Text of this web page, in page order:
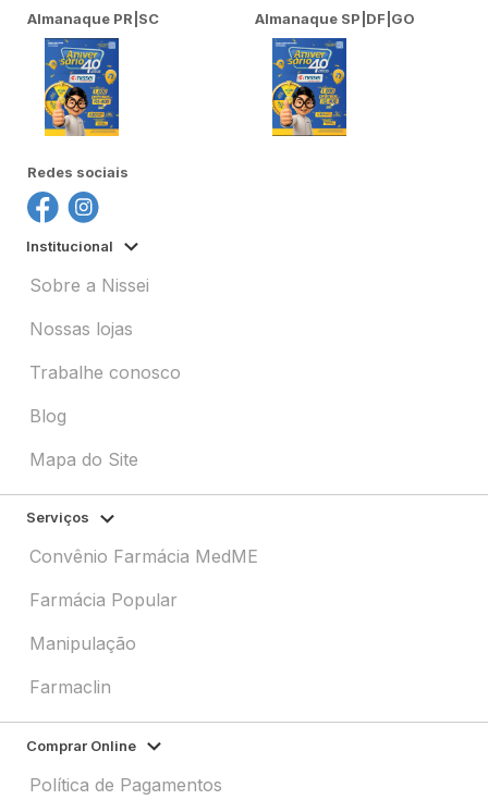
Almanaque PR|SC Almanaque SP|DF|GO
Redes sociais
Institucional
Sobre a Nissei
Nossas lojas
Trabalhe conosco
Blog
Mapa do Site
Serviços
Convênio Farmácia MedME
Farmácia Popular
Manipulação
Farmaclin
Comprar Online
Política de Pagamentos